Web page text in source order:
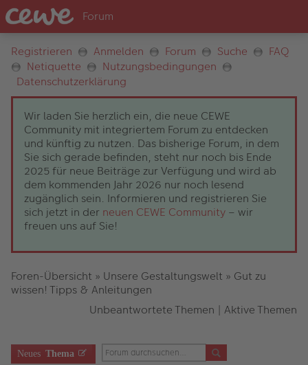
Registrieren Anmelden Forum Suche
FAQ
Netiquette
Nutzungsbedingungen
Datenschutzerklärung
Wir laden Sie herzlich ein, die neue CEWE
Community mit integriertem Forum zu entdecken
und künftig zu nutzen. Das bisherige Forum, in dem
Sie sich gerade befinden, steht nur noch bis Ende
2025 für neue Beiträge zur Verfügung und wird ab
dem kommenden Jahr 2026 nur noch lesend
zugänglich sein. Informieren und registrieren Sie
sich jetzt in der neuen CEWE Community – wir
freuen uns auf Sie!
Foren-Übersicht » Unsere Gestaltungswelt » Gut zu
wissen! Tipps & Anleitungen
Unbeantwortete Themen | Aktive Themen
Neues Thema